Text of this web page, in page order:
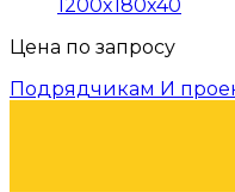
Цена по запросу
Подрядчикам И